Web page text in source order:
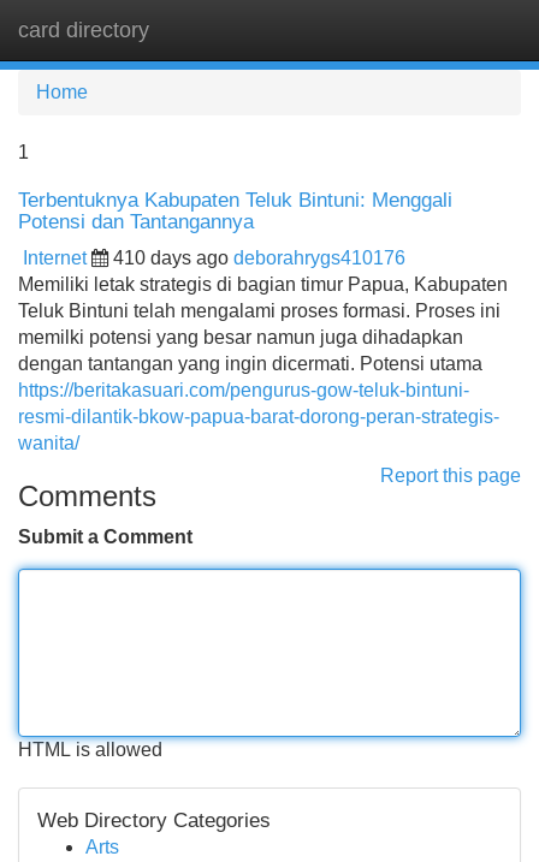
card directory
Home
1
Terbentuknya Kabupaten Teluk Bintuni: Menggali
Potensi dan Tantangannya
Internet 410 days ago deborahrygs410176
Memiliki letak strategis di bagian timur Papua, Kabupaten
Teluk Bintuni telah mengalami proses formasi. Proses ini
memilki potensi yang besar namun juga dihadapkan
dengan tantangan yang ingin dicermati. Potensi utama
https://beritakasuari.com/pengurus-gow-teluk-bintuni-
resmi-dilantik-bkow-papua-barat-dorong-peran-strategis-
wanita/
Report this page
Comments
Submit a Comment
HTML is allowed
Web Directory Categories
Arts